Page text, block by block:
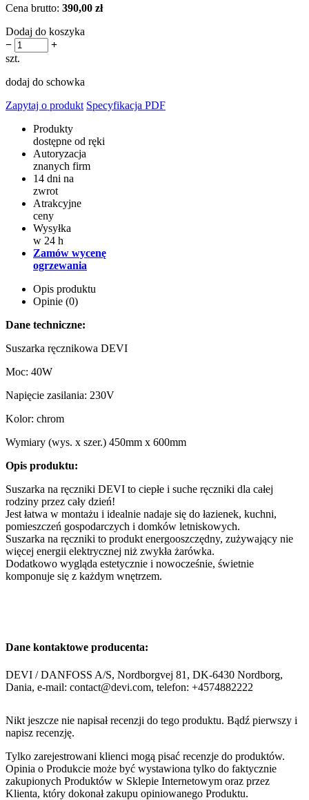
Cena brutto: 390,00 zł
Dodaj do koszyka
−
+
szt.
dodaj do schowka
Zapytaj o produkt Specyfikacja PDF
Produkty
dostępne od ręki
Autoryzacja
znanych firm
14 dni na
zwrot
Atrakcyjne
ceny
Wysyłka
w 24 h
Zamów wycenę
ogrzewania
Opis produktu
Opinie (0)
Dane techniczne:
Suszarka ręcznikowa DEVI
Moc: 40W
Napięcie zasilania: 230V
Kolor: chrom
Wymiary (wys. x szer.) 450mm x 600mm
Opis produktu:
Suszarka na ręczniki DEVI to ciepłe i suche ręczniki dla całej
rodziny przez cały dzień!
Jest łatwa w montażu i idealnie nadaje się do łazienek, kuchni,
pomieszczeń gospodarczych i domków letniskowych.
Suszarka na ręczniki to produkt energooszczędny, zużywający nie
więcej energii elektrycznej niż zwykła żarówka.
Dodatkowo wygląda estetycznie i nowocześnie, świetnie
komponuje się z każdym wnętrzem.
Dane kontaktowe producenta:
DEVI / DANFOSS A/S, Nordborgvej 81, DK-6430 Nordborg,
Dania, e-mail: contact@devi.com, telefon: +4574882222
Nikt jeszcze nie napisał recenzji do tego produktu. Bądź pierwszy i
napisz recenzję.
Tylko zarejestrowani klienci mogą pisać recenzje do produktów.
Opinia o Produkcie może być wystawiona tylko do faktycznie
zakupionych Produktów w Sklepie Internetowym oraz przez
Klienta, który dokonał zakupu opiniowanego Produktu.